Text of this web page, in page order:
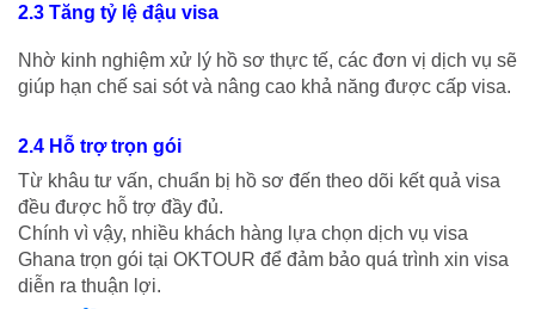
2.3 Tăng tỷ lệ đậu visa
Nhờ kinh nghiệm xử lý hồ sơ thực tế, các đơn vị dịch vụ sẽ
giúp hạn chế sai sót và nâng cao khả năng được cấp visa.
2.4 Hỗ trợ trọn gói
Từ khâu tư vấn, chuẩn bị hồ sơ đến theo dõi kết quả visa
đều được hỗ trợ đầy đủ.
Chính vì vậy, nhiều khách hàng lựa chọn dịch vụ visa
Ghana trọn gói tại OKTOUR để đảm bảo quá trình xin visa
diễn ra thuận lợi.